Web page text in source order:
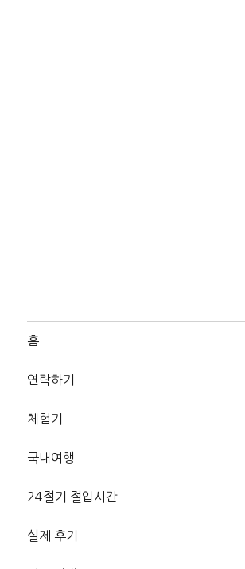
홈
연락하기
체험기
국내여행
24절기 절입시간
실제 후기